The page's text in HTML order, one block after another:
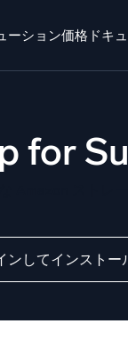
ーション価格 ドキ
Dojo
マル
脅威
セ
for
ンしてインストー